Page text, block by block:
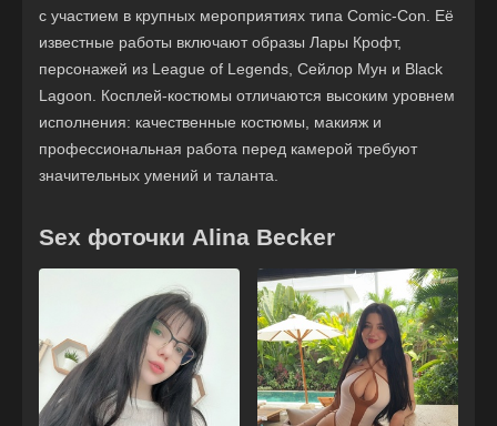
с участием в крупных мероприятиях типа Comic-Con. Её
известные работы включают образы Лары Крофт,
персонажей из League of Legends, Сейлор Мун и Black
Lagoon. Косплей-костюмы отличаются высоким уровнем
исполнения: качественные костюмы, макияж и
профессиональная работа перед камерой требуют
значительных умений и таланта.
Sex фоточки Alina Becker